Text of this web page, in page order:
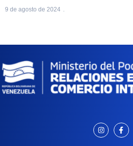
9 de agosto de 2024